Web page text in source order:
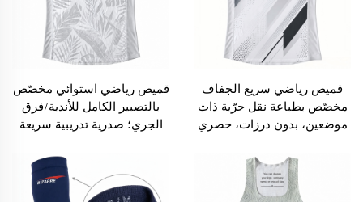
قميص رياضي سريع الجفاف
مخصّص بطباعة نقل حرّية ذات
موضعين، بدون درزات، حصري
هندسي
قميص رياضي استوائي مخصّص
بالتصبير الكامل للأندية/فرق
الجري؛ صدرية تدريبية سريعة